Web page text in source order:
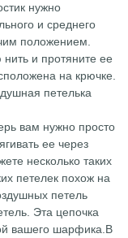
нужно
и среднего
положением.
и протяните ее
на крючке.
петелька
вам нужно просто
ее через
несколько таких
петелек похож на
петель
Эта цепочка
вашего шарфика.В